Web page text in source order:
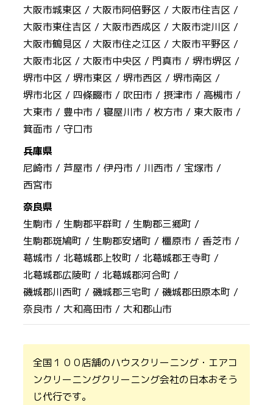
大阪市城東区 / 大阪市阿倍野区 / 大阪市住吉区 /
大阪市東住吉区 / 大阪市西成区 / 大阪市淀川区 /
大阪市鶴見区 / 大阪市住之江区 / 大阪市平野区 /
大阪市北区 / 大阪市中央区 / 門真市 /堺市堺区 /
堺市中区 /堺市東区 /堺市西区 /堺市南区 /
堺市北区 / 四條畷市 / 吹田市 / 摂津市 / 高槻市 /
大東市 / 豊中市 /寝屋川市 /枚方市 /東大阪市 /
箕面市 /守口市
兵庫県
尼崎市 / 芦屋市 /伊丹市 / 川西市 / 宝塚市 /
西宮市
奈良県
生駒市 / 生駒郡平群町 / 生駒郡三郷町 /
生駒郡斑鳩町 / 生駒郡安堵町 /橿原市 /香芝市 /
葛城市 /北葛城郡上牧町 /北葛城郡王寺町 /
北葛城郡広陵町 /北葛城郡河合町 /
磯城郡川西町 /磯城郡三宅町 /磯城郡田原本町 /
奈良市 / 大和高田市 / 大和郡山市
全国１００店舗のハウスクリーニング・エアコ
ンクリーニングクリーニング会社の日本おそう
じ代行です。